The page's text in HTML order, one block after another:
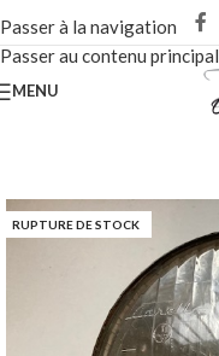
Passer à la navigation
Passer au contenu principal
MENU
RUPTURE DE STOCK